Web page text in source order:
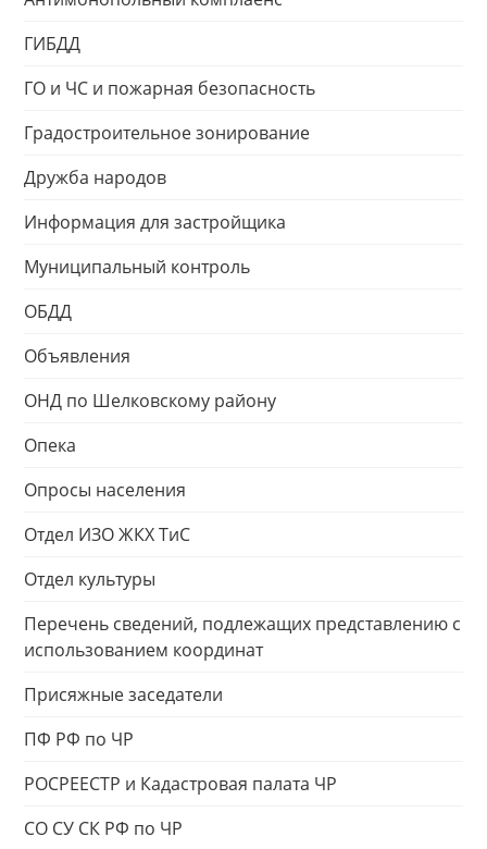
ГИБДД
ГО и ЧС и пожарная безопасность
Градостроительное зонирование
Дружба народов
Информация для застройщика
Муниципальный контроль
ОБДД
Объявления
ОНД по Шелковскому району
Опека
Опросы населения
Отдел ИЗО ЖКХ ТиС
Отдел культуры
Перечень сведений, подлежащих представлению с
использованием координат
Присяжные заседатели
ПФ РФ по ЧР
РОСРЕЕСТР и Кадастровая палата ЧР
СО СУ СК РФ по ЧР